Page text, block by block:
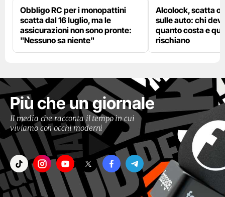
Obbligo RC per i monopattini
scatta dal 16 luglio, ma le
assicurazioni non sono pronte:
"Nessuno sa niente"
Alcolock, scatta
sulle auto: chi
quanto costa e
rischiano
Più che un giornale
Il media che racconta il tempo in cui
viviamo con occhi moderni